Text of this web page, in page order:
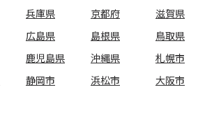
兵庫県 京都府 滋賀県
広島県 島根県 鳥取県
鹿児島県 沖縄県 札幌市
静岡市 浜松市 大阪市